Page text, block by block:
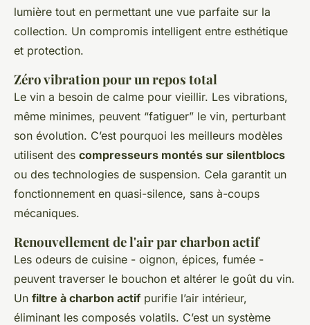
lumière tout en permettant une vue parfaite sur la
collection. Un compromis intelligent entre esthétique
et protection.
Zéro vibration pour un repos total
Le vin a besoin de calme pour vieillir. Les vibrations,
même minimes, peuvent “fatiguer” le vin, perturbant
son évolution. C’est pourquoi les meilleurs modèles
utilisent des compresseurs montés sur silentblocs
ou des technologies de suspension. Cela garantit un
fonctionnement en quasi-silence, sans à-coups
mécaniques.
Renouvellement de l'air par charbon actif
Les odeurs de cuisine - oignon, épices, fumée -
peuvent traverser le bouchon et altérer le goût du vin.
Un filtre à charbon actif purifie l’air intérieur,
éliminant les composés volatils. C’est un système